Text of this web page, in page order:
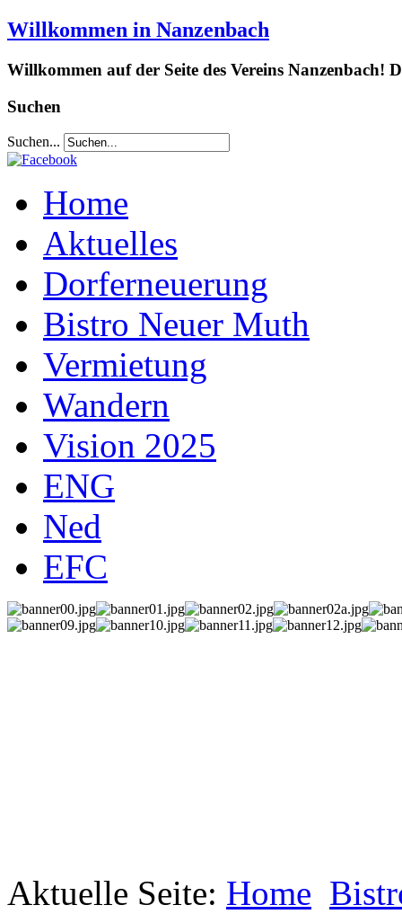
Willkommen in Nanzenbach
Willkommen auf der Seite des Vereins Nanzenbach!
Suchen
Suchen...
Home
Aktuelles
Dorferneuerung
Bistro Neuer Muth
Vermietung
Wandern
Vision 2025
ENG
Ned
EFC
Aktuelle Seite: Home